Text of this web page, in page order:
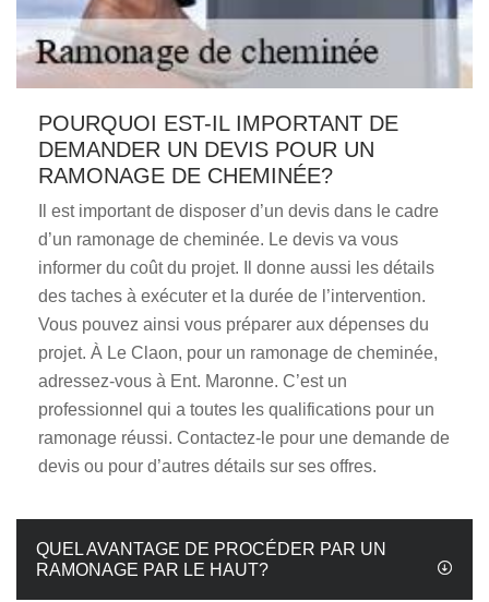
POURQUOI EST-IL IMPORTANT DE
DEMANDER UN DEVIS POUR UN
RAMONAGE DE CHEMINÉE?
Il est important de disposer d’un devis dans le cadre
d’un ramonage de cheminée. Le devis va vous
informer du coût du projet. Il donne aussi les détails
des taches à exécuter et la durée de l’intervention.
Vous pouvez ainsi vous préparer aux dépenses du
projet. À Le Claon, pour un ramonage de cheminée,
adressez-vous à Ent. Maronne. C’est un
professionnel qui a toutes les qualifications pour un
ramonage réussi. Contactez-le pour une demande de
devis ou pour d’autres détails sur ses offres.
QUEL AVANTAGE DE PROCÉDER PAR UN
RAMONAGE PAR LE HAUT?